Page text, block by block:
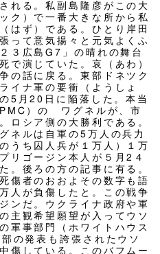
れる。私副島隆彦がこの大
ク）で一番大きな所から私
はず）である。ひとり岸田
って意気揚々と元気よくふ
３広島G7」の晴れの舞台
で演じていた。哀（あわ）
の話に戻る。東部ドネツク
イナ軍の要衝（ようしょ
5月20日に陥落した。本当
）の ワグネルが、市
ロシア側の大勝利である。
ネルは自軍の5万人の兵力
うち囚人兵が１万人）１万
リゴージン本人が５月2４
。後ろの方の記事に有る。
傷者のおおよその数字も語
人が負傷したと。この戦争
ンだ。ウクライナ政府や軍
主観希望願望が入ってウソ
軍事部門（ホワイトハウス
の発表も誇張されたウソ
傷している。このバフムー